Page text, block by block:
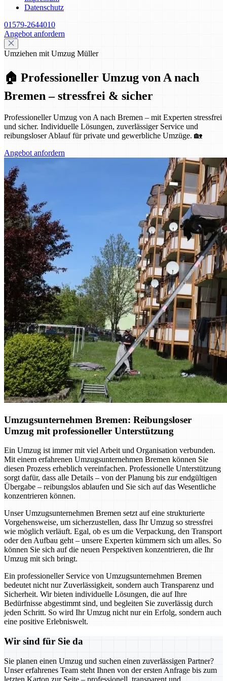
Datenschutz
01579-2644010
Angebot anfordern
Umziehen mit Umzug Müller
🏠 Professioneller Umzug von A nach
Bremen – stressfrei & sicher
Professioneller Umzug von A nach Bremen – mit Experten stressfrei
und sicher. Individuelle Lösungen, zuverlässiger Service und
reibungsloser Ablauf für private und gewerbliche Umzüge. 🏡
Angebot anfordern
Umzugsunternehmen Bremen: Reibungsloser
Umzug mit professioneller Unterstützung
Ein Umzug ist immer mit viel Arbeit und Organisation verbunden.
Mit einem erfahrenen Umzugsunternehmen Bremen können Sie
diesen Prozess erheblich vereinfachen. Professionelle Unterstützung
sorgt dafür, dass alle Details – von der Planung bis zur endgültigen
Übergabe – reibungslos ablaufen und Sie sich auf das Wesentliche
konzentrieren können.
Unser Umzugsunternehmen Bremen setzt auf eine strukturierte
Vorgehensweise, um sicherzustellen, dass Ihr Umzug so stressfrei
wie möglich verläuft. Egal, ob es um die Verpackung, den Transport
oder den Aufbau geht – unsere Experten kümmern sich um alles. So
können Sie sich auf die neuen Perspektiven konzentrieren, die Ihr
Umzug mit sich bringt.
Ein professioneller Service von Umzugsunternehmen Bremen
bedeutet nicht nur Zuverlässigkeit, sondern auch Transparenz und
Sicherheit. Wir bieten individuelle Lösungen, die auf Ihre
Bedürfnisse abgestimmt sind, und begleiten Sie zuverlässig durch
jeden Schritt. So wird Ihr Umzug nicht nur ein Erfolg, sondern auch
eine positive Erlebniswelt.
Wir sind für Sie da
Sie planen einen Umzug und suchen einen zuverlässigen Partner?
Unser erfahrenes Team steht Ihnen von der ersten Anfrage bis zum
letzten Karton zur Seite – professionell, transparent und